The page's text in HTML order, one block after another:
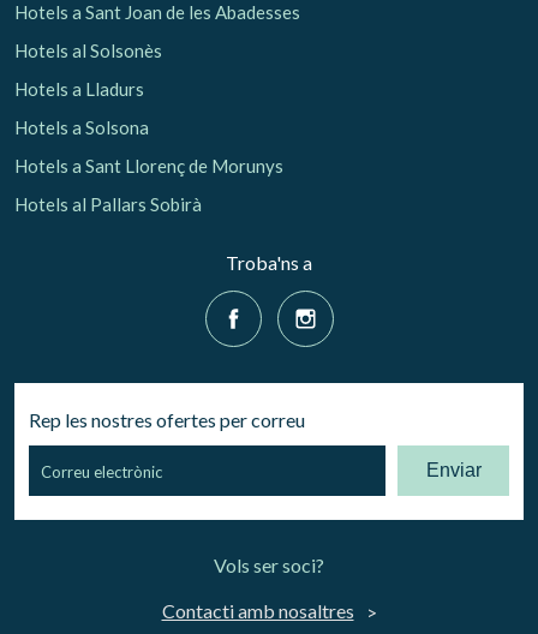
Hotels a Sant Joan de les Abadesses
Hotels al Solsonès
Hotels a Lladurs
Hotels a Solsona
Hotels a Sant Llorenç de Morunys
Hotels al Pallars Sobirà
Troba'ns a
Rep les nostres ofertes per correu
Enviar
Vols ser soci?
Contacti amb nosaltres